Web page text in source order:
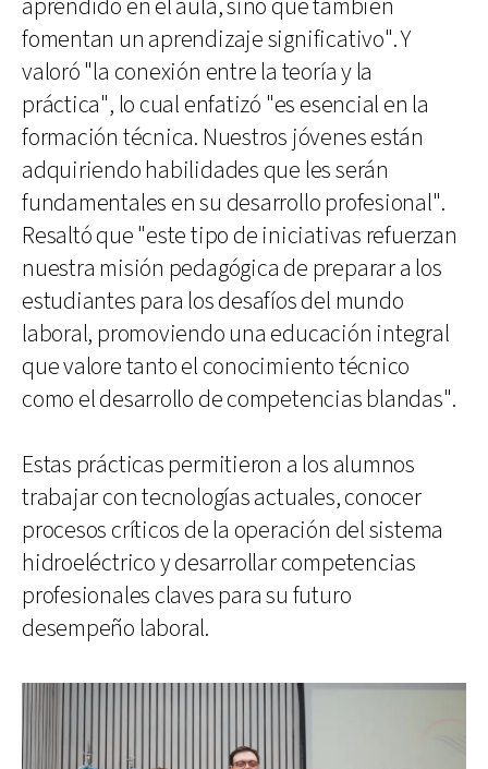
aprendido en el aula, sino que también
fomentan un aprendizaje significativo". Y
valoró "la conexión entre la teoría y la
práctica", lo cual enfatizó "es esencial en la
formación técnica. Nuestros jóvenes están
adquiriendo habilidades que les serán
fundamentales en su desarrollo profesional".
Resaltó que "este tipo de iniciativas refuerzan
nuestra misión pedagógica de preparar a los
estudiantes para los desafíos del mundo
laboral, promoviendo una educación integral
que valore tanto el conocimiento técnico
como el desarrollo de competencias blandas".
Estas prácticas permitieron a los alumnos
trabajar con tecnologías actuales, conocer
procesos críticos de la operación del sistema
hidroeléctrico y desarrollar competencias
profesionales claves para su futuro
desempeño laboral.